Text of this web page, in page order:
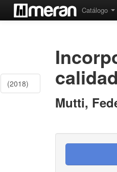
Catálogo
(2018)
Mutti,